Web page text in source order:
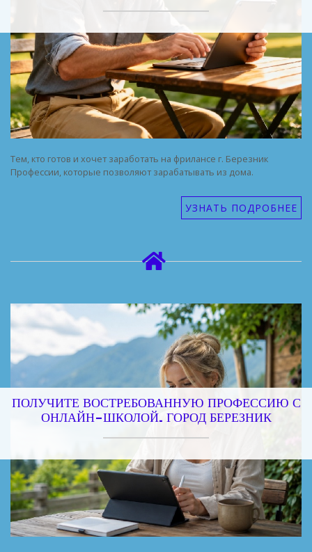
Тем, кто готов и хочет заработать на фрилансе г. Березник
Профессии, которые позволяют зарабатывать из дома.
УЗНАТЬ ПОДРОБНЕЕ
ПОЛУЧИТЕ ВОСТРЕБОВАННУЮ ПРОФЕССИЮ С
ОНЛАЙН-ШКОЛОЙ. ГОРОД БЕРЕЗНИК